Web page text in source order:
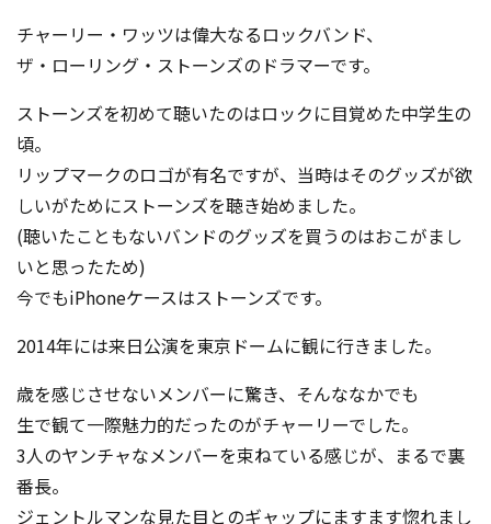
チャーリー・ワッツは偉大なるロックバンド、
ザ・ローリング・ストーンズのドラマーです。
ストーンズを初めて聴いたのはロックに目覚めた中学生の
頃。
リップマークのロゴが有名ですが、当時はそのグッズが欲
しいがためにストーンズを聴き始めました。
(聴いたこともないバンドのグッズを買うのはおこがまし
いと思ったため)
今でもiPhoneケースはストーンズです。
2014年には来日公演を東京ドームに観に行きました。
歳を感じさせないメンバーに驚き、そんななかでも
生で観て一際魅力的だったのがチャーリーでした。
3人のヤンチャなメンバーを束ねている感じが、まるで裏
番長。
ジェントルマンな見た目とのギャップにますます惚れまし